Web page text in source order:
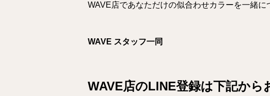
WAVE店であなただけの似合わせカラーを一緒に
WAVE スタッフ一同
WAVE店のLINE登録は下記から